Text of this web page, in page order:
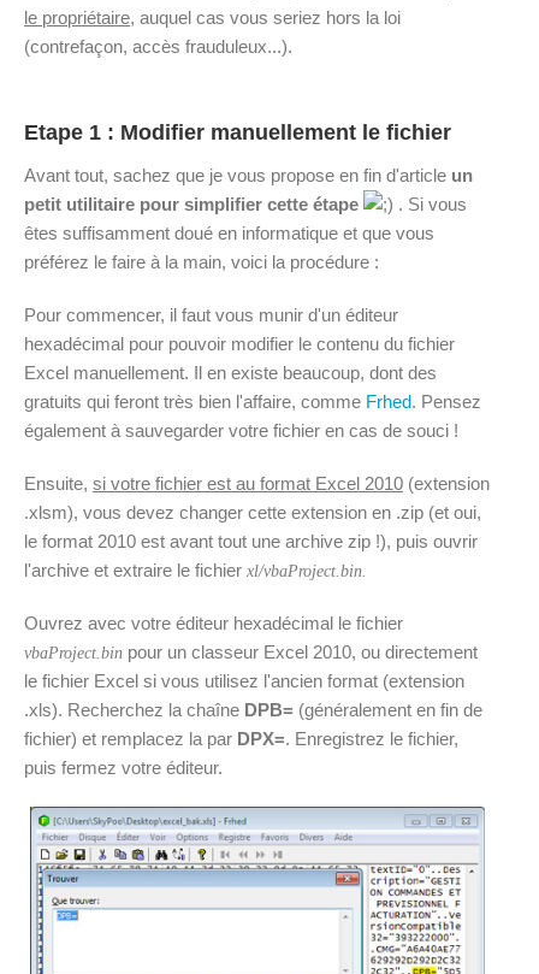
le propriétaire, auquel cas vous seriez hors la loi
(contrefaçon, accès frauduleux...).
Etape 1 : Modifier manuellement le fichier
Avant tout, sachez que je vous propose en fin d'article un
petit utilitaire pour simplifier cette étape
. Si vous
êtes suffisamment doué en informatique et que vous
préférez le faire à la main, voici la procédure :
Pour commencer, il faut vous munir d'un éditeur
hexadécimal pour pouvoir modifier le contenu du fichier
Excel manuellement. Il en existe beaucoup, dont des
gratuits qui feront très bien l'affaire, comme Frhed. Pensez
également à sauvegarder votre fichier en cas de souci !
Ensuite, si votre fichier est au format Excel 2010 (extension
.xlsm), vous devez changer cette extension en .zip (et oui,
le format 2010 est avant tout une archive zip !), puis ouvrir
l'archive et extraire le fichier xl/vbaProject.bin.
Ouvrez avec votre éditeur hexadécimal le fichier
vbaProject.bin pour un classeur Excel 2010, ou directement
le fichier Excel si vous utilisez l'ancien format (extension
.xls). Recherchez la chaîne DPB= (généralement en fin de
fichier) et remplacez la par DPX=. Enregistrez le fichier,
puis fermez votre éditeur.